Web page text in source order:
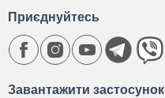
Завантажити застосунок
Приєднуйтесь